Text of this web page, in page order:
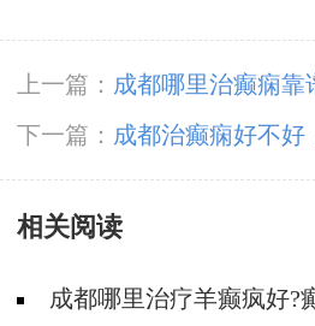
上一篇： 成都哪里治癫痫
的缘由会是啥？
下一篇： 成都治癫痫好不好
误区
相关阅读
成都哪里治疗羊癫疯好?